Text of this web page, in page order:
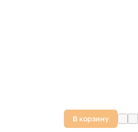
В корзину